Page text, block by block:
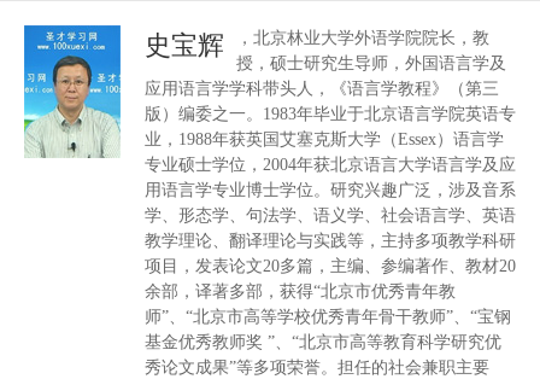
史宝辉
，北京林业大学外语学院院长，教
授，硕士研究生导师，外国语言学及
应用语言学学科带头人，《语言学教程》（第三
版）编委之一。1983年毕业于北京语言学院英语专
业，1988年获英国艾塞克斯大学（Essex）语言学
专业硕士学位，2004年获北京语言大学语言学及应
用语言学专业博士学位。研究兴趣广泛，涉及音系
学、形态学、句法学、语义学、社会语言学、英语
教学理论、翻译理论与实践等，主持多项教学科研
项目，发表论文20多篇，主编、参编著作、教材20
余部，译著多部，获得“北京市优秀青年教
师”、“北京市高等学校优秀青年骨干教师”、“宝钢
基金优秀教师奖 ”、“北京市高等教育科学研究优
秀论文成果”等多项荣誉。担任的社会兼职主要